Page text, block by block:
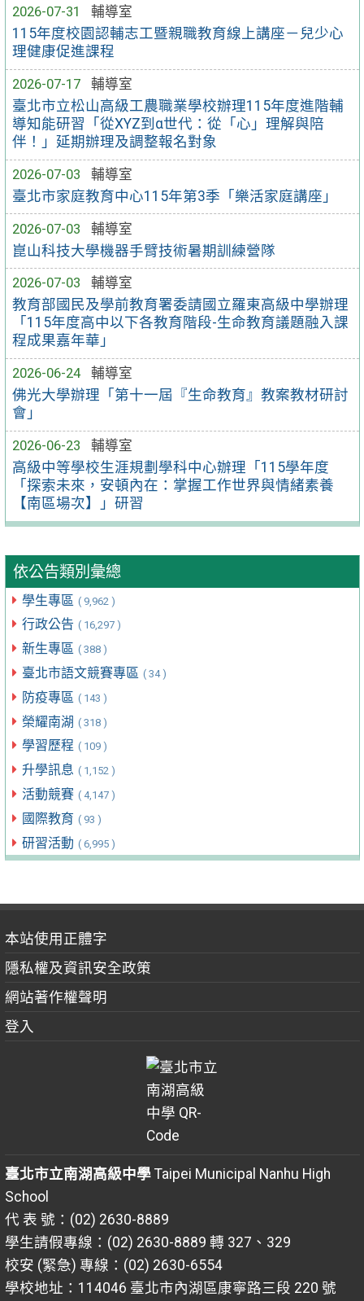
2026-07-31
輔導室
115年度校園認輔志工暨親職教育線上講座－兒少心
理健康促進課程
2026-07-17
輔導室
臺北市立松山高級工農職業學校辦理115年度進階輔
導知能研習「從XYZ到α世代：從「心」理解與陪
伴！」延期辦理及調整報名對象
2026-07-03
輔導室
臺北市家庭教育中心115年第3季「樂活家庭講座」
2026-07-03
輔導室
崑山科技大學機器手臂技術暑期訓練營隊
2026-07-03
輔導室
教育部國民及學前教育署委請國立羅東高級中學辦理
「115年度高中以下各教育階段-生命教育議題融入課
程成果嘉年華」
2026-06-24
輔導室
佛光大學辦理「第十一屆『生命教育』教案教材研討
會」
2026-06-23
輔導室
高級中等學校生涯規劃學科中心辦理「115學年度
「探索未來，安頓內在：掌握工作世界與情緒素養
【南區場次】」研習
依公告類別彙總
學生專區 ( 9,962 )
行政公告 ( 16,297 )
新生專區 ( 388 )
臺北市語文競賽專區 ( 34 )
防疫專區 ( 143 )
榮耀南湖 ( 318 )
學習歷程 ( 109 )
升學訊息 ( 1,152 )
活動競賽 ( 4,147 )
國際教育 ( 93 )
研習活動 ( 6,995 )
本站使用正體字
隱私權及資訊安全政策
網站著作權聲明
登入
臺北市立南湖高級中學Taipei Municipal Nanhu High
School
代 表 號：(02) 2630-8889
學生請假專線：(02) 2630-8889 轉 327、329
校安 (緊急) 專線：(02) 2630-6554
學校地址：114046 臺北市內湖區康寧路三段 220 號